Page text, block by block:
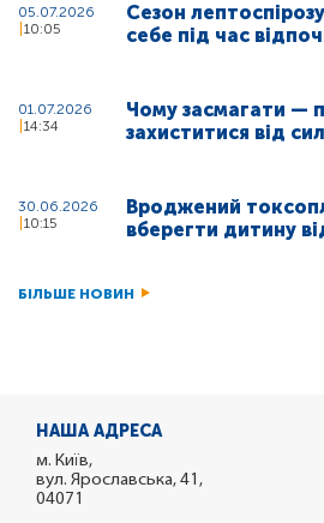
05.07.2026
10:05
Сезон
себе під час
01.07.2026
14:34
Чому засмагати —
захиститися від
30.06.2026
10:15
Вроджений
вберегти дитину
БІЛЬШЕ НОВИН
НАША АДРЕСА
м. Київ,
вул. Ярославська, 41,
04071